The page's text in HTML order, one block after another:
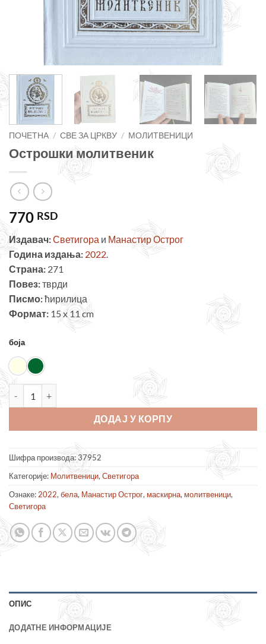
ПОЧЕТНА / СВЕ ЗА ЦРКВУ / МОЛИТВЕНИЦИ
Острошки молитвеник
770 RSD
Издавач:Светигора и Манастир Острог
Година издања: 2022.
Страна: 271
Повез:тврди
Писмо:ћирилица
Формат: 15 x 11 cm
боја
Острошки молитвеник количина
ДОДАЈ У КОРПУ
Шифра производа:37952
Категорије: Молитвеници, Светигора
Ознаке: 2022, бела, Манастир Острог, маскирна, молитвеници,
Светигора
ОПИС
ДОДАТНЕ ИНФОРМАЦИЈЕ